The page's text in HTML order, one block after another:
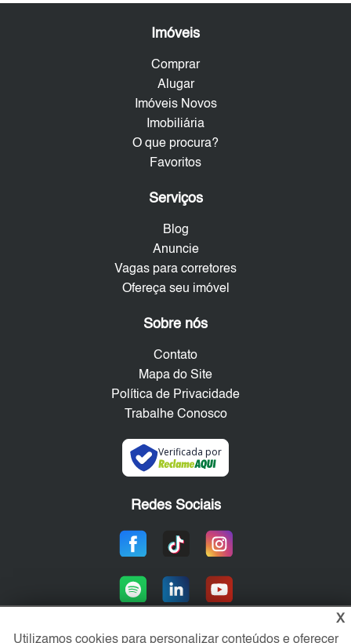
Imóveis
Comprar
Alugar
Imóveis Novos
Imobiliária
O que procura?
Favoritos
Serviços
Blog
Anuncie
Vagas para corretores
Ofereça seu imóvel
Sobre nós
Contato
Mapa do Site
Política de Privacidade
Trabalhe Conosco
Verificada por
Redes Sociais
X
Utilizamos cookies para personalizar conteúdos e oferecer